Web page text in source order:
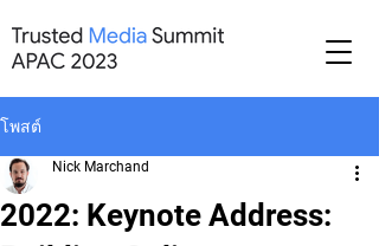
โพสต์
2022: Keynote Address:
Nick Marchand